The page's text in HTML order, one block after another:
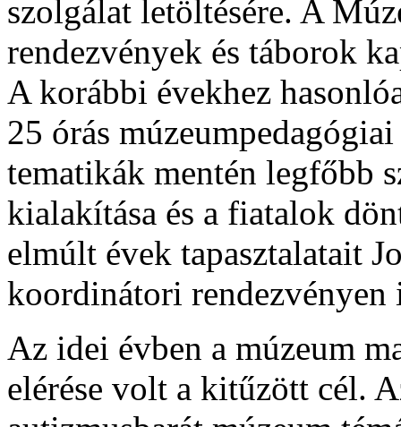
szolgálat letöltésére. A
rendezvények és táborok
A korábbi évekhez
25 órás
tematikák mentén legfőbb
kialakítása és a fiatalok
elmúlt évek tapasztalatait
koordinátori
Az idei évben a múzeum
elérése volt a kitűzött cél.